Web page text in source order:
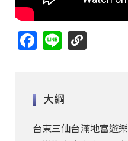
Facebook
Line
大綱
台東三仙台滿地富遊